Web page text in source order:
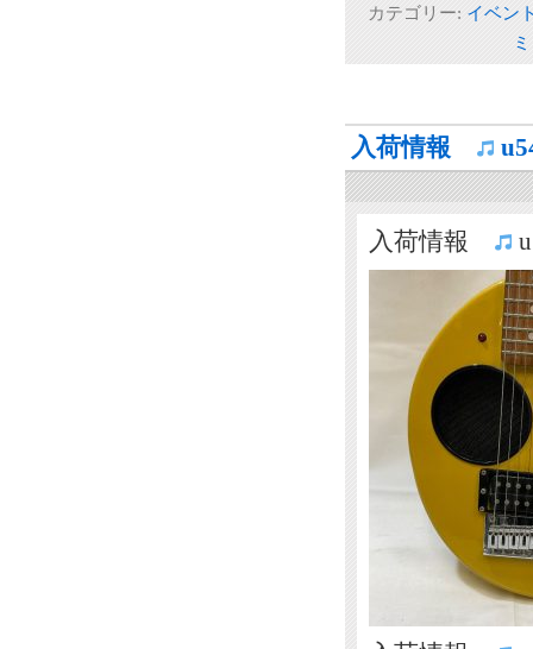
カテゴリー: イベン
入荷情報
入荷情報